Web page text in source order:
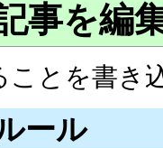
事を編
とを書き
ール